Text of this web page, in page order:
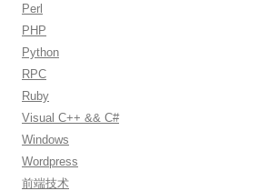
Perl
PHP
Python
RPC
Ruby
Visual C++ && C#
Windows
Wordpress
前端技术